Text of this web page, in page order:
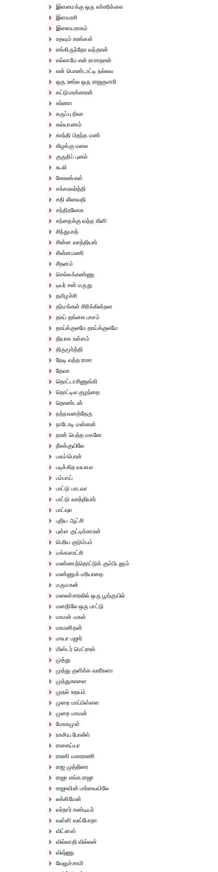
இளமைக்கு ஒரு எச்சரிக்கை
இளவரசி
இளையராகம்
உதவும் கரங்கள்
எங்கிருந்தோ வந்தான்
எல்லாமே என் ராசாதான்
என் பொண்டாட்டி நல்லவ
ஒரு ஊர்ல ஒரு ராஜகுமாரி
கட்டுமரக்காரன்
கர்ணா
கருப்பு நிலா
கல்யாணம்
காந்தி பிறந்த மண்
கிழக்கு மலை
குருதிப் புனல்
கூலி
கோலங்கள்
சக்கரவர்த்தி
சதி லீலாவதி
சந்திரலோக
சந்தைக்கு வந்த கிளி
சிந்துபாத்
சின்ன வாத்தியார்
சின்னமணி
சீதனம்
செல்லக்கண்ணு
டியர் சன் மருது
தமிழச்சி
தர்மங்கள் சிரிக்கின்றன
தாய் தங்கை பாசம்
தாய்க்குலமே தாய்க்குலமே
தியாக உள்ளம்
திருமூர்த்தி
தேடி வந்த ராசா
தேவா
தொட்டாசிணுங்கி
தொட்டில குழந்தை
தொண்டன்
நத்நவனத்தேரு
நாடோடி மன்னன்
நான் பெத்த மகனே
நீலக்குயிலே
பசும்பொன்
படிக்கிற வயசுல
பம்பாய்
பாட்டு பாடவா
பாட்டு வாத்தியார்
பாட்ஷா
புதிய ஆட்சி
புள்ள குட்டிக்காரன்
பெரிய குடும்பம்
மக்களாட்சி
மண்ணத்தொட்டுக் கும்பிடனும்
மண்ணுக் மரியாதை
மருமகன்
மலைச்சாரலில் ஒரு பூங்குயில்
மனதிலே ஒரு பாட்டு
மாமன் மகள்
மாமனிதன்
மாயா பஜார்
மிஸ்டர் மெட்ராஸ்
முத்து
முத்து குளிக்க வாரீகளா
முத்துகாளை
முதல் உதயம்
முறை மாப்பிள்ளை
முறை மாமன்
மோகமுள்
ரகசிய போலீஸ்
ராசைய்யா
ராணி மகாராணி
ராஜ முத்திரை
ராஜா எங்க ராஜா
ராஜாவின் பார்வையிலே
லக்கிமேன்
வர்றார் சண்டியர்
வள்ளி வரப்போறா
விட்னஸ்
வில்லாதி வில்லன்
விஷ்ணு
வேலுச்சாமி